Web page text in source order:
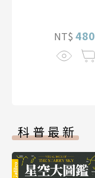
NT$ 480
科普最新